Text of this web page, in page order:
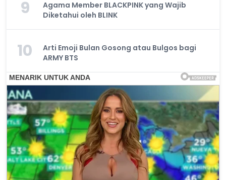
9
Agama Member BLACKPINK yang Wajib
Diketahui oleh BLINK
10
Arti Emoji Bulan Gosong atau Bulgos bagi
ARMY BTS